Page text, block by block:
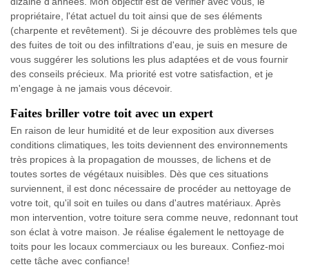
propriétaire, l'état actuel du toit ainsi que de ses éléments
(charpente et revêtement). Si je découvre des problèmes tels que
des fuites de toit ou des infiltrations d'eau, je suis en mesure de
vous suggérer les solutions les plus adaptées et de vous fournir
des conseils précieux. Ma priorité est votre satisfaction, et je
m'engage à ne jamais vous décevoir.
Faites briller votre toit avec un expert
En raison de leur humidité et de leur exposition aux diverses
conditions climatiques, les toits deviennent des environnements
très propices à la propagation de mousses, de lichens et de
toutes sortes de végétaux nuisibles. Dès que ces situations
surviennent, il est donc nécessaire de procéder au nettoyage de
votre toit, qu'il soit en tuiles ou dans d'autres matériaux. Après
mon intervention, votre toiture sera comme neuve, redonnant tout
son éclat à votre maison. Je réalise également le nettoyage de
toits pour les locaux commerciaux ou les bureaux. Confiez-moi
cette tâche avec confiance!